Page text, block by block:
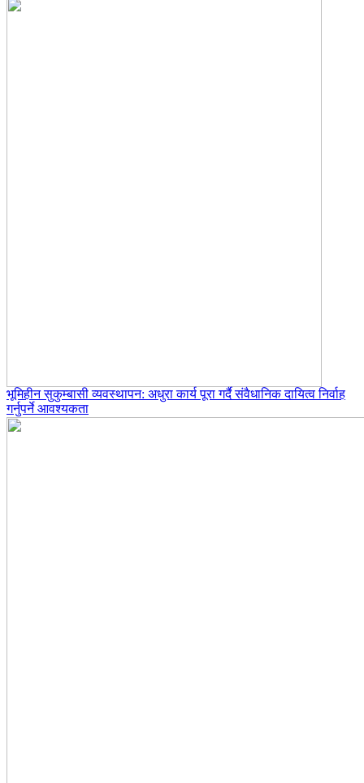
भूमिहीन सुकुम्बासी व्यवस्थापन: अधुरा कार्य पूरा गर्दै संवैधानिक दायित्व निर्वाह
गर्नुपर्ने आवश्यकता